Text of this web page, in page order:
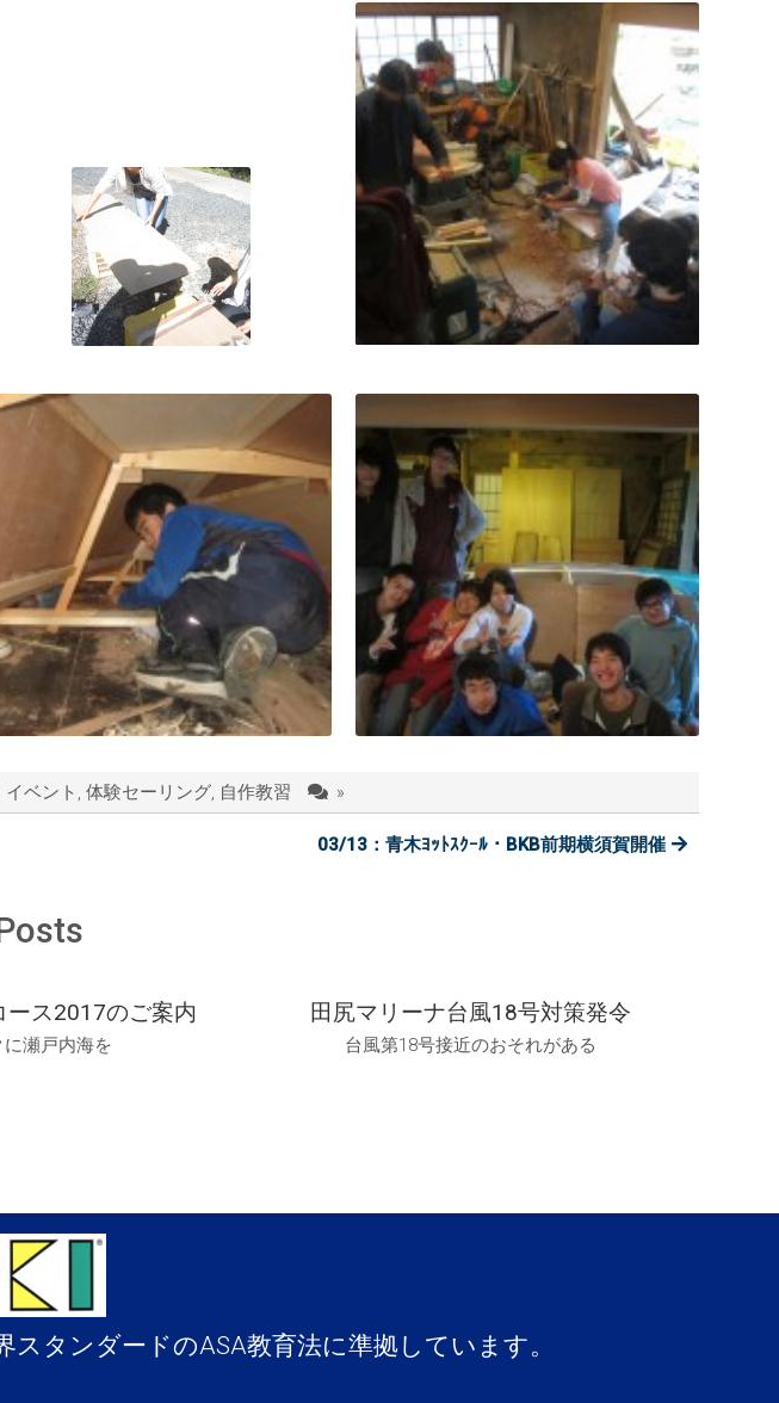
イベント , 体験セーリング, 自作教習 »
03/13：青木ﾖｯﾄｽｸｰﾙ・BKB前期横須賀開催
ス2017のご案内
瀬戸内海を
田尻マリーナ台風18号対策発令
台風第18号接近のおそれがある
タンダードのASA教育法に準拠しています。